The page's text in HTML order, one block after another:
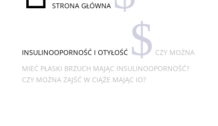
STRONA GŁÓWNA
INSULINOOPORNOŚĆ I OTYŁOŚĆ $ CZY MOŻNA
MIEĆ PŁASKI BRZUCH MAJĄC INSULINOOPORNOŚĆ?
CZY MOŻNA ZAJŚĆ W CIĄŻE MAJĄC IO?